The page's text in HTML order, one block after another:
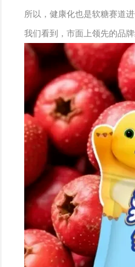
所以，健康化也是软糖赛道进
我们看到，市面上领先的品